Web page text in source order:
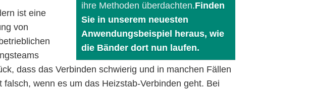
ihre Methoden überdachten.Finden
Sie in unserem neuesten
Anwendungsbeispiel heraus, wie
die Bänder dort nun laufen.
ist eine
von
dass das Verbinden schwierig und in manchen Fällen
wenn es um das Heizstab-Verbinden geht. Bei